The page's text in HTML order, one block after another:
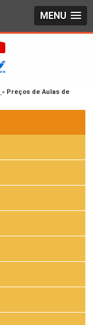
MENU
» Preços de Aulas de